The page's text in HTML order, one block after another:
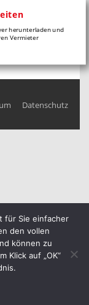
herunterladen und
Vermieter
Datenschutz
für Sie einfacher
den vollen
können zu
Klick auf „OK“